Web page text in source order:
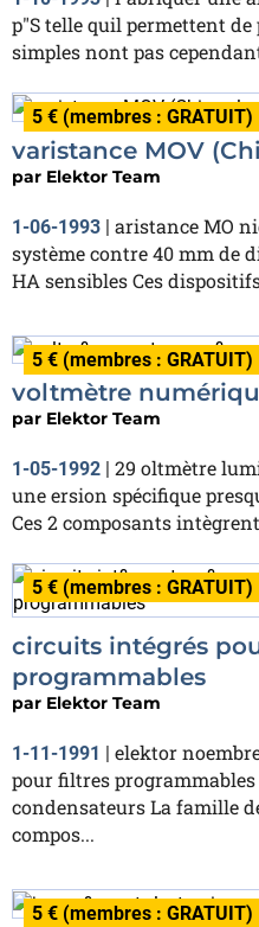
p"S telle quil permettent
simples nont pas
5 € (membres : GRATUIT)
varistance MOV
par Elektor Team
1-06-1993 | aristance MO
système contre 40 mm de
HA sensibles Ces
5 € (membres : GRATUIT)
voltmètre
par Elektor Team
1-05-1992
29 oltmètre
une ersion spécifique
Ces 2 composants
5 € (membres : GRATUIT)
circuits intégrés
programmables
par Elektor Team
1-11-1991
elektor
pour filtres
condensateurs La famille
compos...
5 € (membres : GRATUIT)